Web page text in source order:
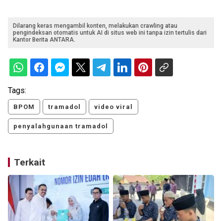
Dilarang keras mengambil konten, melakukan crawling atau
pengindeksan otomatis untuk AI di situs web ini tanpa izin tertulis dari
Kantor Berita ANTARA.
Tags:
BPOM tramadol video viral
penyalahgunaan tramadol
Terkait